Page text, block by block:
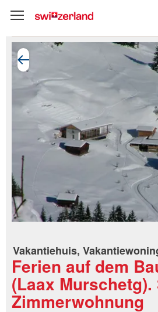
Vakantiehuis,
Ferien auf dem
(Laax Murschetg).
Zimmerwohnung